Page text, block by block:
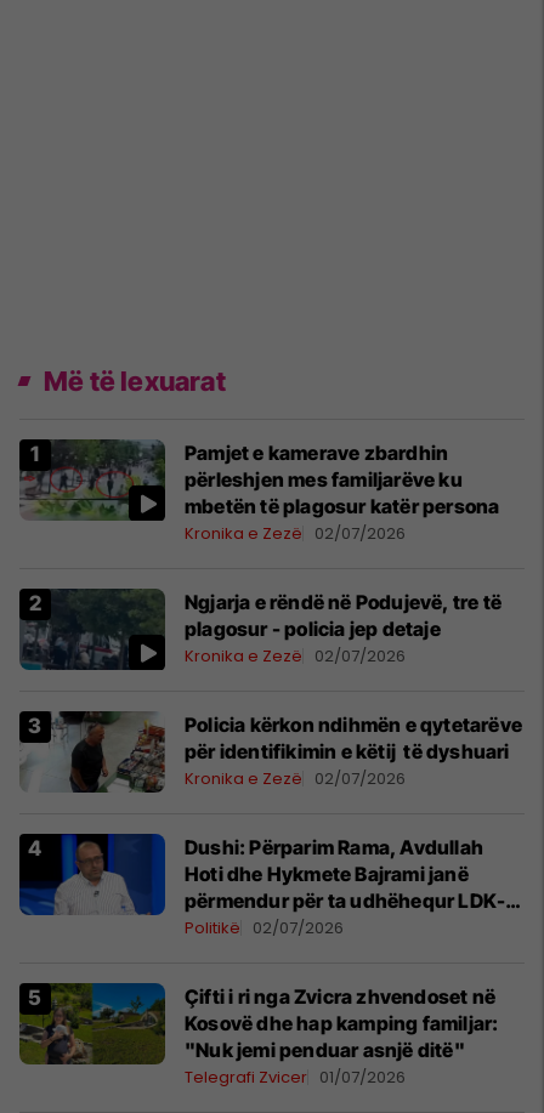
Më të lexuarat
Pamjet e kamerave zbardhin
përleshjen mes familjarëve ku
mbetën të plagosur katër persona
Kronika e Zezë 02/07/2026
Ngjarja e rëndë në Podujevë, tre të
plagosur - policia jep detaje
Kronika e Zezë 02/07/2026
Policia kërkon ndihmën e qytetarëve
për identifikimin e këtij të dyshuari
Kronika e Zezë 02/07/2026
Dushi: Përparim Rama, Avdullah
Hoti dhe Hykmete Bajrami janë
përmendur për ta udhëhequr LDK-
në
Politikë 02/07/2026
Çifti i ri nga Zvicra zhvendoset në
Kosovë dhe hap kamping familjar:
"Nuk jemi penduar asnjë ditë"
Telegrafi Zvicer 01/07/2026